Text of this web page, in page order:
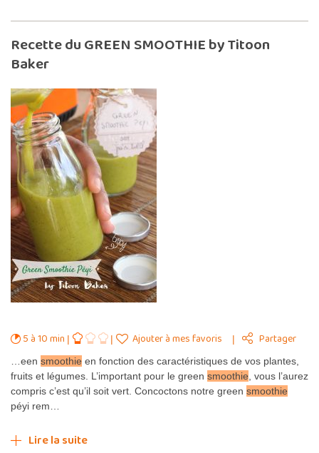
Recette du GREEN SMOOTHIE by Titoon
Baker
5 à 10 min Ajouter à mes favoris Partager
…een smoothie en fonction des caractéristiques de vos plantes,
fruits et légumes. L’important pour le green smoothie , vous l’aurez
compris c’est qu’il soit vert. Concoctons notre green smoothie
péyi rem…
Lire la suite